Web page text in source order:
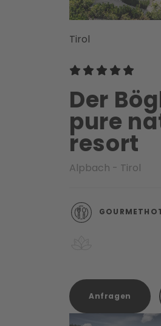
Tirol
Der
pure
resort
Alpbach - Tirol
Anfragen